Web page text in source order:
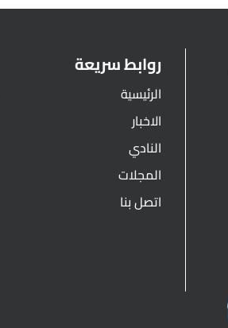
روابط سريعة
الرئيسية
الاخبار
النادي
المجلات
اتصل بنا